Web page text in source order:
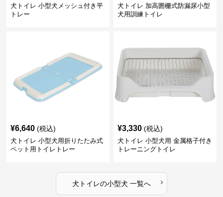
犬トイレ 小型犬メッシュ付き平
トレー
犬トイレ 加高囲栅式防漏尿小型
犬用訓練トイレ
¥6,640 (税込)
犬トイレ 小型犬用折りたたみ式
ペット用トイレトレー
¥3,330 (税込)
犬トイレ 小型犬用 金属格子付き
トレーニングトイレ
犬トイレの小型犬 一覧へ ›